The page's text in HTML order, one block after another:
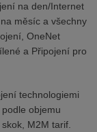
na den/Internet
měsíc a všechny
OneNet
a Připojení pro
technologiemi
objemu
M2M tarif.